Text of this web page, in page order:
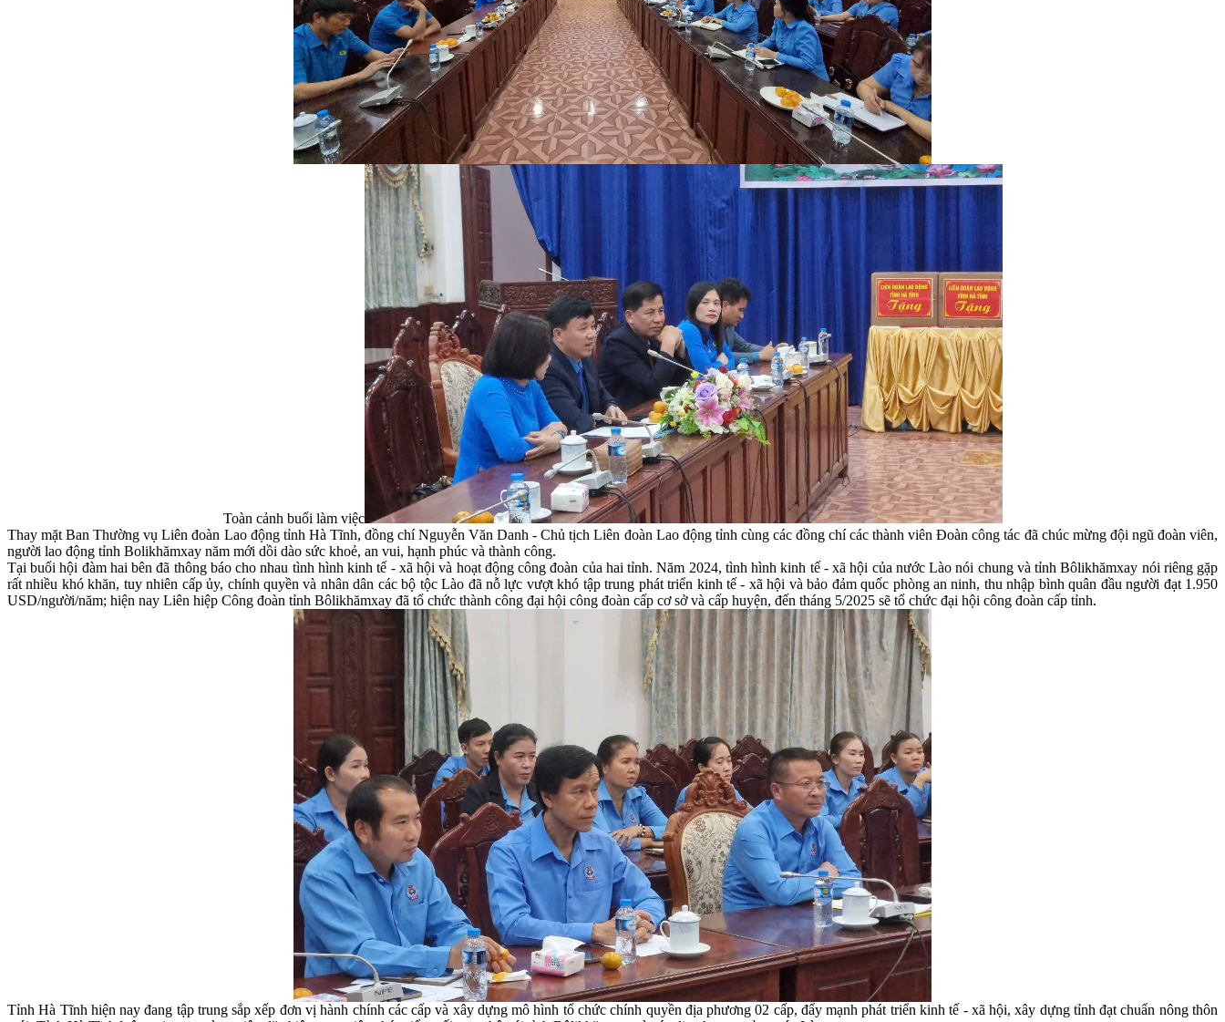
Toàn cảnh buổi làm việc
Thay mặt Ban Thường vụ Liên đoàn Lao động tỉnh Hà Tĩnh, đồng chí Nguyễn Văn Danh - Chủ tịch Liên đoàn Lao động tỉnh cùng các đồng chí các thành viên Đoàn công tác đã chúc mừng đội ngũ đoàn viên,
người lao động tỉnh Bolikhămxay năm mới dồi dào sức khoẻ, an vui, hạnh phúc và thành công.
Tại buổi hội đàm hai bên đã thông báo cho nhau tình hình kinh tế - xã hội và hoạt động công đoàn của hai tỉnh. Năm 2024, tình hình kinh tế - xã hội của nước Lào nói chung và tỉnh Bôlikhămxay nói riêng gặp
rất nhiều khó khăn, tuy nhiên cấp ủy, chính quyền và nhân dân các bộ tộc Lào đã nỗ lực vượt khó tập trung phát triển kinh tế - xã hội và bảo đảm quốc phòng an ninh, thu nhập bình quân đầu người đạt 1.950
USD/người/năm; hiện nay Liên hiệp Công đoàn tỉnh Bôlikhămxay đã tổ chức thành công đại hội công đoàn cấp cơ sở và cấp huyện, đến tháng 5/2025 sẽ tổ chức đại hội công đoàn cấp tỉnh.
Tỉnh Hà Tĩnh hiện nay đang tập trung sắp xếp đơn vị hành chính các cấp và xây dựng mô hình tổ chức chính quyền địa phương 02 cấp, đẩy mạnh phát triển kinh tế - xã hội, xây dựng tỉnh đạt chuẩn nông thôn